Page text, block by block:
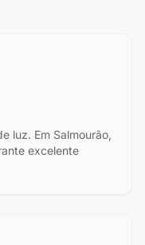
luz. Em Salmourão,
excelente